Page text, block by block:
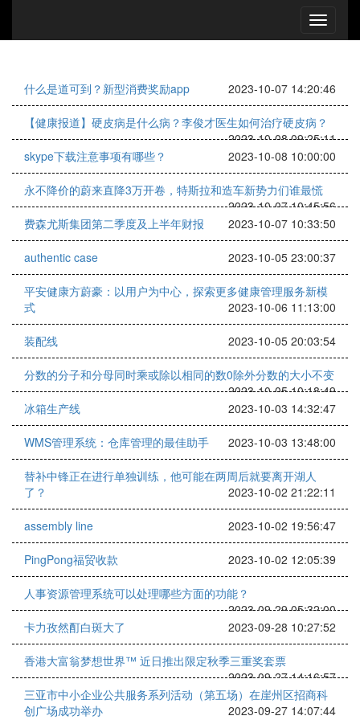
什么是道可到？新型消费奖励app 2023-10-07 14:20:46
【健康报道】硬皮病是什么病？李俊才医生如何治疗硬皮病？
2023-10-08 09:25:11
skype下载注意事项有哪些？
2023-10-08 10:00:00
永不降价的蔚来直降3万开卷，特斯拉和造车新势力们谁最慌
2023-10-07 10:45:56
费森尤斯集团第二季度及上半年财报
2023-10-07 10:33:50
authentic case 2023-10-05 23:00:37
平安健康方蔚豪：以用户为中心，探索更多健康管理服务新模
式
2023-10-06 11:13:00
装配线 2023-10-05 20:03:54
分数的分子和分母同时乘或除以相同的数0除外分数的大小不变
2023-10-05 10:18:49
冰箱生产线
2023-10-03 14:32:47
WMS管理系统：仓库管理的最佳助手 2023-10-03 13:48:00
替补中锋正在进行单独训练，他可能在两周后就要离开湖人
了？
2023-10-02 21:22:11
assembly line 2023-10-02 19:56:47
PingPong福贸收款 2023-10-02 12:05:39
人事资源管理系统可以处理哪些方面的功能？
2023-09-29 05:32:00
卡力孜然酊白斑大了
2023-09-28 10:27:52
香港大富翁梦想世界™ 近日推出限定秋季三重奖套票
2023-09-27 14:16:57
三亚市中小企业公共服务系列活动（第五场）在崖州区招商科
创广场成功举办
2023-09-27 14:07:44